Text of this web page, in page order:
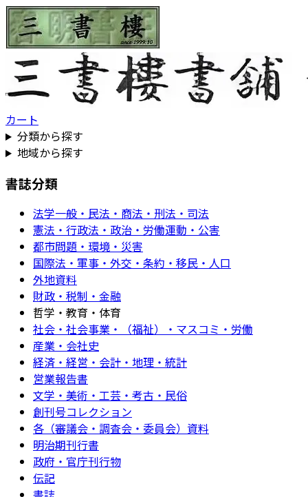
カート
分類から探す
地域から探す
書誌分類
法学一般・民法・商法・刑法・司法
憲法・行政法・政治・労働運動・公害
都市問題・環境・災害
国際法・軍事・外交・条約・移民・人口
外地資料
財政・税制・金融
哲学・教育・体育
社会・社会事業・（福祉）・マスコミ・労働
産業・会社史
経済・経営・会計・地理・統計
営業報告書
文学・美術・工芸・考古・民俗
創刊号コレクション
各（審議会・調査会・委員会）資料
明治期刊行書
政府・官庁刊行物
伝記